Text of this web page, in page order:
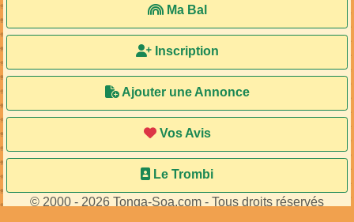
Ma Bal
Inscription
Ajouter une Annonce
Vos Avis
Le Trombi
© 2000 - 2026 Tonga-Soa.com - Tous droits réservés